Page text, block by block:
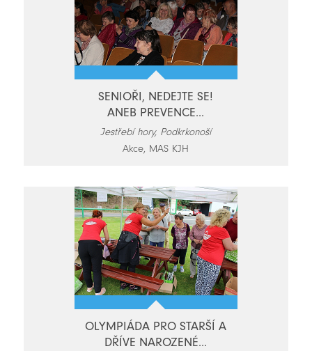
SENIOŘI, NEDEJTE SE!
ANEB PREVENCE...
Jestřebí hory, Podkrkonoší
Akce, MAS KJH
OLYMPIÁDA PRO STARŠÍ A
DŘÍVE NAROZENÉ...